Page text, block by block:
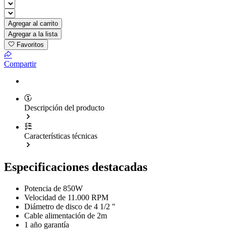
Agregar al carrito
Agregar a la lista
Favoritos
Compartir
Descripción del producto
Características técnicas
Especificaciones destacadas
Potencia de 850W
Velocidad de 11.000 RPM
Diámetro de disco de 4 1/2 "
Cable alimentación de 2m
1 año garantía